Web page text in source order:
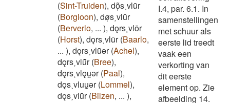
(Sint-Truiden), dõ̜s˲vlūr
(Borgloon), dø̜s˲vlūr
(Berverlo, ... ), dǫrs˲vlōr
(Horst), dǫrs˲vlūr(Baarlo,
... ), dǫrs˲vlūǝr(Achel),
dǫrs˲vlű̄r(Bree),
dǫrs˲vlǫu̯ǝr(Paal),
dǫs˲vluu̯ǝr(Lommel),
dǫs˲vlūr(Bilzen, ... ),
I.4, par. 6.1. In
samenstellingen
met schuur als
eerste lid treedt
vaak een
verkorting van
dit eerste
element op. Zie
afbeelding 14.